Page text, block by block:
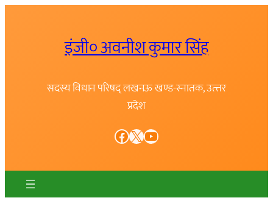
इंजी० अवनीश कुमार सिंह
सदस्य विधान परिषद् लखनऊ खण्ड-स्नातक, उत्त्तर
प्रदेश
Facebook X YouTube